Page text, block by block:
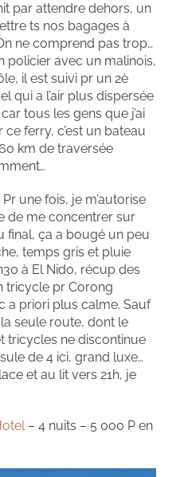
par attendre dehors, un
ts nos bagages à
ne comprend pas trop…
policier avec un malinois,
il est suivi pr un 2è
qui a l’air plus dispersée
tous les gens que j’ai
ferry, c’est un bateau
km de traversée
une fois, je m’autorise
de me concentrer sur
final, ça a bougé un peu
temps gris et pluie
à El Nido, récup des
tricycle pr Corong
a priori plus calme. Sauf
seule route, dont le
ne discontinue
de 4 ici, grand luxe…
et au lit vers 21h, je
– 4 nuits – 5 000 P en